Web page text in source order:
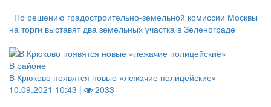
По решению градостроительно-земельной комиссии Москвы
на торги выставят два земельных участка в Зеленограде
В районе
В Крюково появятся новые «лежачие полицейские»
10.09.2021 10:43 |
2033